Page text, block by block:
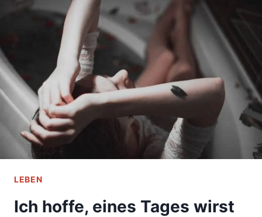
DER
MICH
ALS
NÄCHSTES
LIEBEN
WIRD:
NIMM
MICH
NICHT
SELBSTVERSTÄNDLICH
LEBEN
Ich hoffe, eines Tages wirst